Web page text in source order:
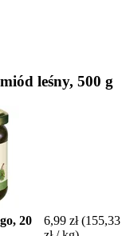
leśny, 500 g
20
6,99 zł (155,33